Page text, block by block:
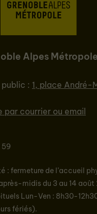
Alpes Métropole
: 1, place André-
par courrier ou email
59
: fermeture de l’accueil
midis du 3 au 14 août
Lun-Ven : 8h30-
fériés).